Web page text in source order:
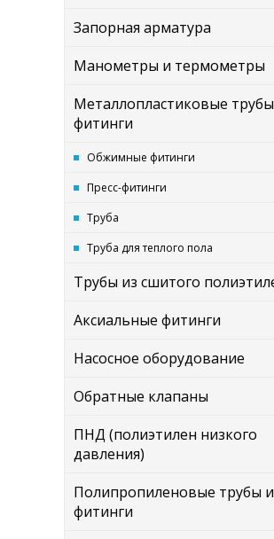
Запорная арматура
Манометры и термометры
Металлопластиковые
фитинги
Обжимные фитинги
Пресс-фитинги
Труба
Труба для теплого пола
Трубы из сшитого
Аксиальные фитинги
Насосное оборудование
Обратные клапаны
ПНД (полиэтилен низкого
давления)
Полипропиленовые трубы и
фитинги